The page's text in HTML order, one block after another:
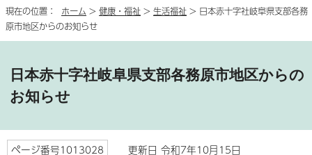
現在の位置： ホーム > 健康・福祉 > 生活福祉 > 日本赤十字社岐阜県支部各務
原市地区からのお知らせ
日本赤十字社岐阜県支部各務原市地区からの
お知らせ
ページ番号1013028 更新日 令和7年10月15日